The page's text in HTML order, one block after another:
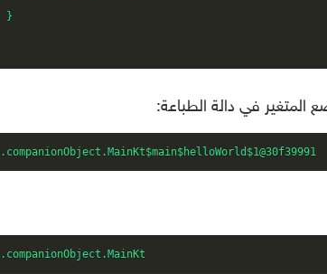
}
في دالة الطباعة: